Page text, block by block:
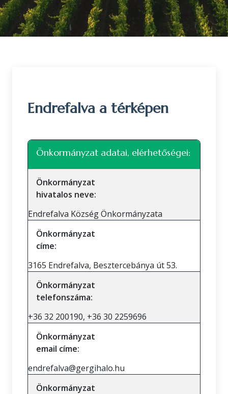
Endrefalva a térképen
+
Önkormányzat adatai, elérhetőségei:
Önkormányzat
hivatalos neve:
Endrefalva Község Önkormányzata
Önkormányzat
címe:
3165 Endrefalva, Besztercebánya út 53.
Önkormányzat
telefonszáma:
+36 32 200190, +36 30 2259696
Önkormányzat
email címe:
endrefalva@gergihalo.hu
Önkormányzat